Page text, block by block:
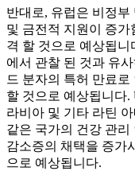
반대로, 유럽은 비정부
및 금전적 지원이 증
격 할 것으로 예상됩니
에서 관찰 된 것과 유
드 분자의 특허 만료로
할 것으로 예상됩니다
라비아 및 기타 라틴
같은 국가의 건강 관
감소증의 채택을 증가
으로 예상됩니다.